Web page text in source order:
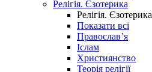
Релігія. Єзотерика
Релігія. Єзотерика
Показати всі
Православ’я
Іслам
Християнство
Теорія релігії